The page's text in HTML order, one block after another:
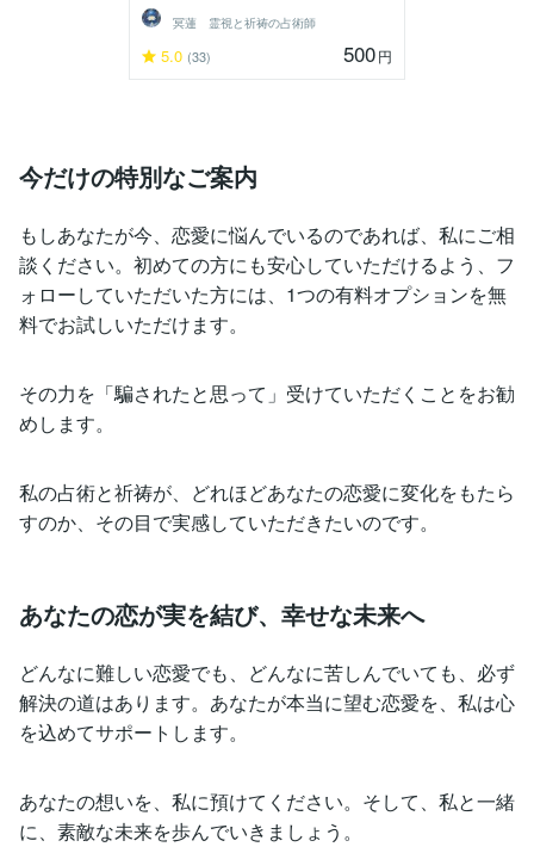
冥蓮 霊視と祈祷の占術師
5.0 (33) 500円
今だけの特別なご案内
もしあなたが今、恋愛に悩んでいるのであれば、私にご相
談ください。初めての方にも安心していただけるよう、フ
ォローしていただいた方には、1つの有料オプションを無
料でお試しいただけます。
その力を「騙されたと思って」受けていただくことをお勧
めします。
私の占術と祈祷が、どれほどあなたの恋愛に変化をもたら
すのか、その目で実感していただきたいのです。
あなたの恋が実を結び、幸せな未来へ
どんなに難しい恋愛でも、どんなに苦しんでいても、必ず
解決の道はあります。あなたが本当に望む恋愛を、私は心
を込めてサポートします。
あなたの想いを、私に預けてください。そして、私と一緒
に、素敵な未来を歩んでいきましょう。